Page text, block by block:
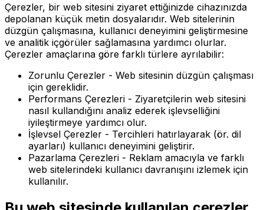
Çerezler, bir web sitesini ziyaret ettiğinizde cihazınızda
depolanan küçük metin dosyalarıdır. Web sitelerinin
düzgün çalışmasına, kullanıcı deneyimini geliştirmesine
ve analitik içgörüler sağlamasına yardımcı olurlar.
Çerezler amaçlarına göre farklı türlere ayrılabilir:
Zorunlu Çerezler - Web sitesinin düzgün çalışması
için gereklidir.
Performans Çerezleri - Ziyaretçilerin web sitesini
nasıl kullandığını analiz ederek işlevselliğini
iyileştirmeye yardımcı olur.
İşlevsel Çerezler - Tercihleri hatırlayarak (ör. dil
ayarları) kullanıcı deneyimini geliştirir.
Pazarlama Çerezleri - Reklam amacıyla ve farklı
web sitelerindeki kullanıcı davranışını izlemek için
kullanılır.